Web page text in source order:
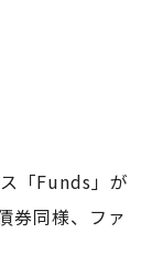
「Funds」が
券同様、ファ